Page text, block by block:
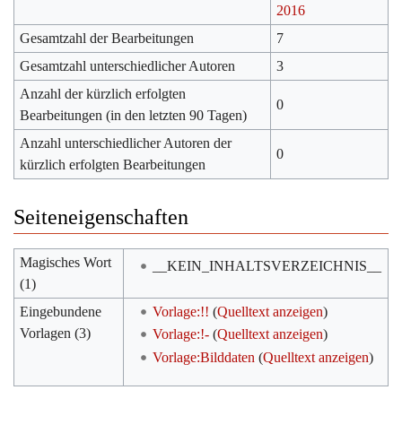
2016
Gesamtzahl der Bearbeitungen
7
Gesamtzahl unterschiedlicher Autoren
3
Anzahl der kürzlich erfolgten
Bearbeitungen (in den letzten 90 Tagen)
0
Anzahl unterschiedlicher Autoren der
kürzlich erfolgten Bearbeitungen
0
Seiteneigenschaften
Magisches Wort
(1)
__KEIN_INHALTSVERZEICHNIS__
Eingebundene
Vorlagen (3)
Vorlage:!! (Quelltext anzeigen)
Vorlage:!- (Quelltext anzeigen)
Vorlage:Bilddaten (Quelltext anzeigen)